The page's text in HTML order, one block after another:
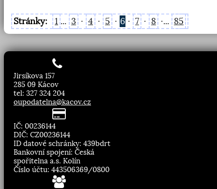
Stránky: 1 ... 3 · 4 · 5 · 6 · 7 · 8 ·... 85
Jirsíkova 157
285 09 Kácov
tel: 327 324 204
oupodatelna@kacov.cz
IČ: 00236144
DIČ: CZ00236144
ID datové schránky: 439bdrt
Bankovní spojení: Česká
spořitelna a.s. Kolín
Číslo účtu: 443506369/0800